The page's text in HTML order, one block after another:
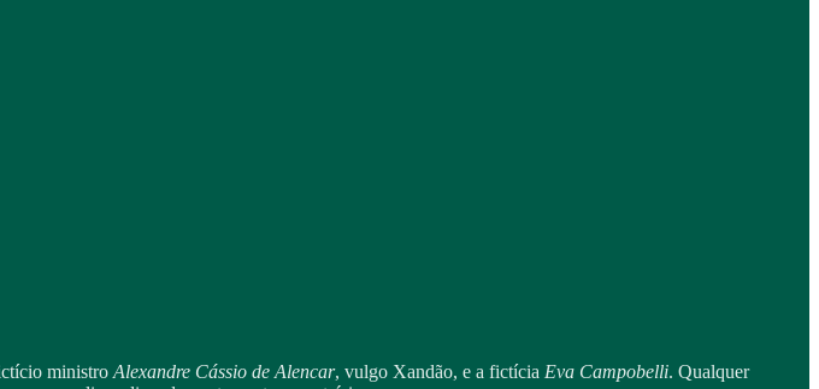
ministro Alexandre Cássio de Alencar, vulgo Xandão, e a fictícia Eva Campobelli. Qualquer